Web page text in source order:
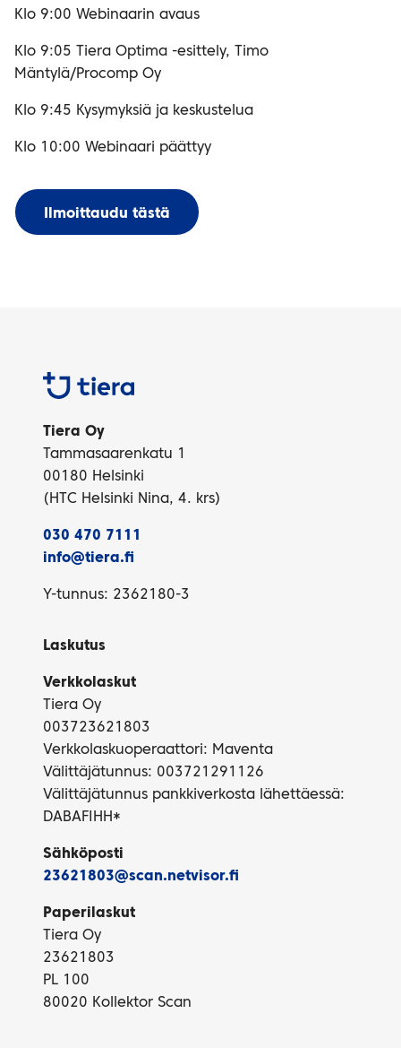
Klo 9:00 Webinaarin avaus
Klo 9:05 Tiera Optima -esittely, Timo
Mäntylä/Procomp Oy
Klo 9:45 Kysymyksiä ja keskustelua
Klo 10:00 Webinaari päättyy
Ilmoittaudu tästä
Tiera
Tiera Oy
Tammasaarenkatu 1
00180 Helsinki
(HTC Helsinki Nina, 4. krs)
030 470 7111
info@tiera.fi
Y-tunnus: 2362180-3
Laskutus
Verkkolaskut
Tiera Oy
003723621803
Verkkolaskuoperaattori: Maventa
Välittäjätunnus: 003721291126
Välittäjätunnus pankkiverkosta lähettäessä:
DABAFIHH*
Sähköposti
23621803@scan.netvisor.fi
Paperilaskut
Tiera Oy
23621803
PL 100
80020 Kollektor Scan